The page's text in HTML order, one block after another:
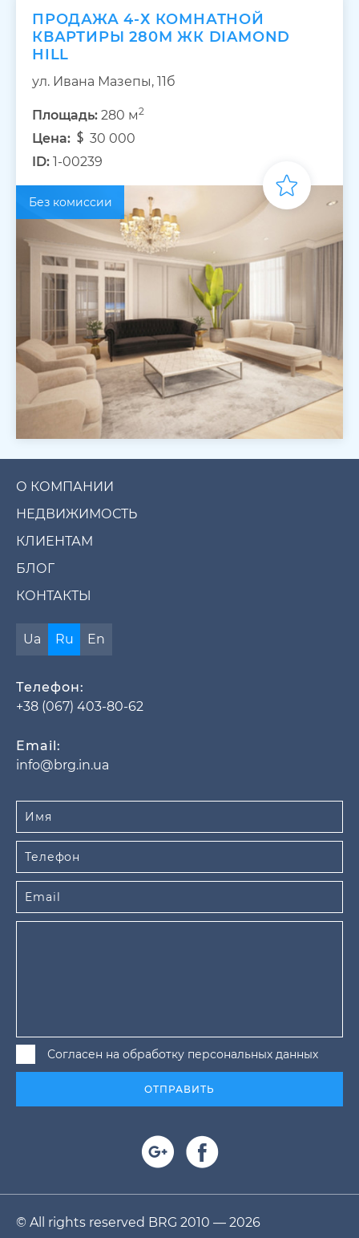
ПРОДАЖА 4-Х КОМНАТНОЙ
КВАРТИРЫ 280М ЖК DIAMOND
HILL
ул. Ивана Мазепы, 11б
Площадь: 280 м2
Цена:
30 000
ID: 1-00239
Без комиссии
О КОМПАНИИ
НЕДВИЖИМОСТЬ
КЛИЕНТАМ
БЛОГ
КОНТАКТЫ
Ua Ru En
Телефон:
+38 (067) 403-80-62
Email:
info@brg.in.ua
Согласен на обработку персональных данных
ОТПРАВИТЬ
© All rights reserved BRG 2010 — 2026